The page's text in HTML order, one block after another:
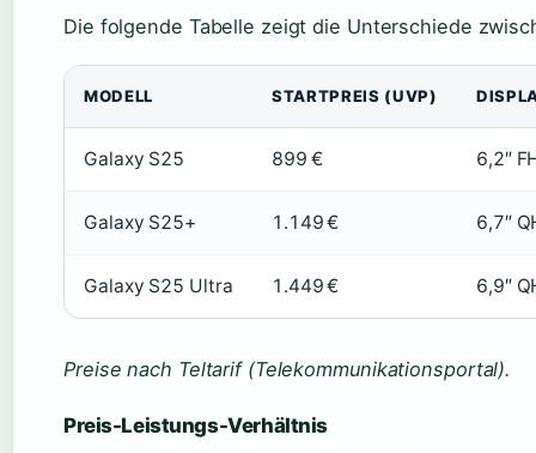
Die folgende Tabelle zeigt die Unterschiede
MODELL STARTPREIS (UVP)
Galaxy S25 899 € 6,2″
Galaxy S25+ 1.149 € 6,7″
Galaxy S25 Ultra 1.449 € 6,9″
Preise nach Teltarif (Telekommunikationsportal).
Preis-Leistungs-Verhältnis